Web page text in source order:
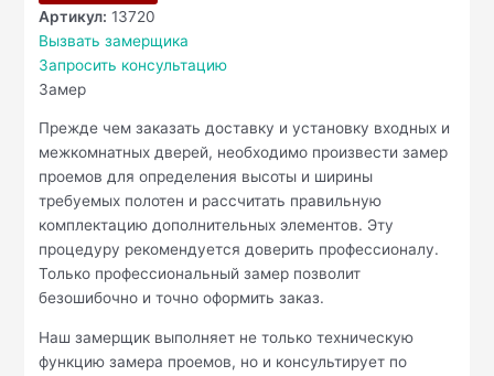
Артикул: 13720
Вызвать замерщика
Запросить консультацию
Замер
Прежде чем заказать доставку и установку входных и
межкомнатных дверей, необходимо произвести замер
проемов для определения высоты и ширины
требуемых полотен и рассчитать правильную
комплектацию дополнительных элементов. Эту
процедуру рекомендуется доверить профессионалу.
Только профессиональный замер позволит
безошибочно и точно оформить заказ.
Наш замерщик выполняет не только техническую
функцию замера проемов, но и консультирует по